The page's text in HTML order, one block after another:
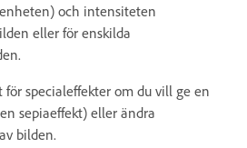
och intensiteten
eller för enskilda
för specialeffekter om du vill ge en
sepiaeffekt) eller ändra
bilden.